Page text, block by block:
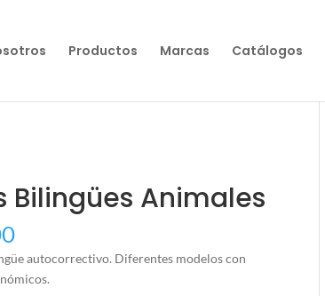
Productos Marcas Catálogos
Bilingües Animales
autocorrectivo. Diferentes modelos con